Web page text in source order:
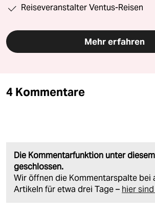
Reiseveranstalter Ventus-Reisen
Mehr erfahren
4 Kommentare
Die Kommentarfunktion unter
geschlossen.
Wir öffnen die Kommentarspalte bei
Artikeln für etwa drei Tage – hier